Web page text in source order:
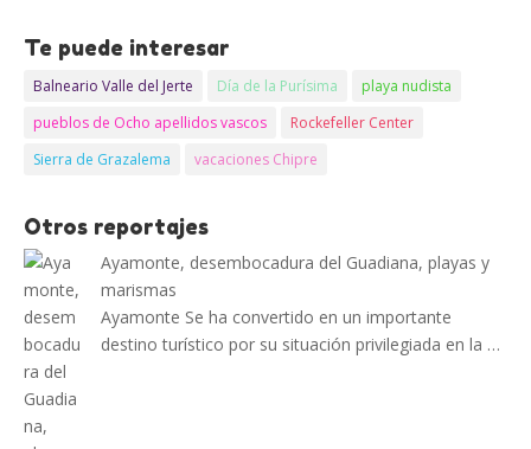
Te puede interesar
Balneario Valle del Jerte Día de la Purísima
playa nudista
pueblos de Ocho apellidos vascos
Rockefeller Center
Sierra de Grazalema
vacaciones Chipre
Otros reportajes
Ayamonte, desembocadura del Guadiana, playas y
marismas
Ayamonte Se ha convertido en un importante
destino turístico por su situación privilegiada en la …